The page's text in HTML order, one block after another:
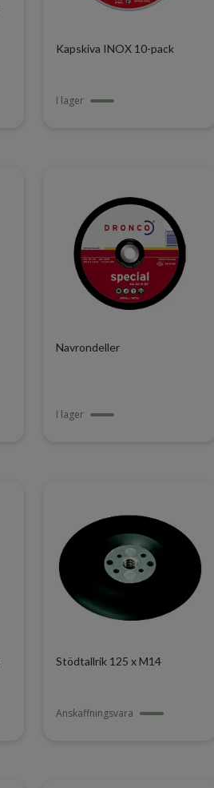
Kapskiva INOX 10-pack
I lager
Navrondeller
I lager
Stödtallrik 125 x M14
Anskaffningsvara